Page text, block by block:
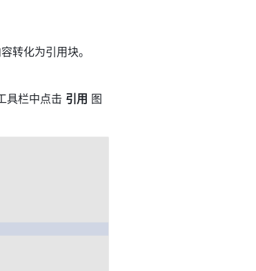
转化为引用块。
具栏中点击 引用 图